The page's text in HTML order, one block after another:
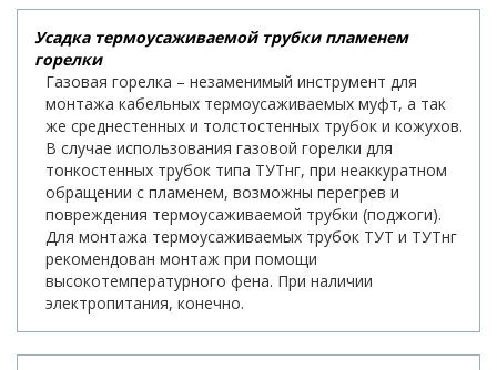
Усадка термоусаживаемой трубки пламенем
горелки
Газовая горелка – незаменимый инструмент для
монтажа кабельных термоусаживаемых муфт, а так
же среднестенных и толстостенных трубок и кожухов.
В случае использования газовой горелки для
тонкостенных трубок типа ТУТнг, при неаккуратном
обращении с пламенем, возможны перегрев и
повреждения термоусаживаемой трубки (поджоги).
Для монтажа термоусаживаемых трубок ТУТ и ТУТнг
рекомендован монтаж при помощи
высокотемпературного фена. При наличии
электропитания, конечно.